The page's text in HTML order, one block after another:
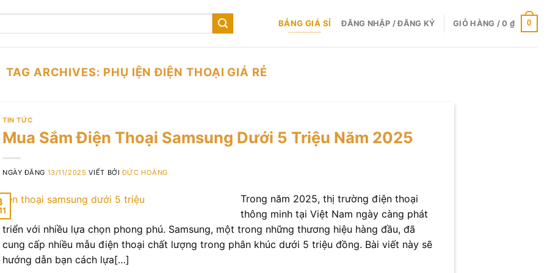
BẢNG GIÁ SỈ ĐĂNG NHẬP / ĐĂNG KÝ GIỎ HÀNG /0 ₫ 0
TAG ARCHIVES: PHỤ IỆN ĐIỆN THOẠI GIÁ RẺ
TIN TỨC
Mua Sắm Điện Thoại Samsung Dưới 5 Triệu Năm 2025
NGÀY ĐĂNG 13/11/2025 VIẾT BỞIĐỨC HOÀNG
Trong năm 2025, thị trường điện thoại
thông minh tại Việt Nam ngày càng phát
triển với nhiều lựa chọn phong phú. Samsung, một trong những thương hiệu hàng đầu, đã
cung cấp nhiều mẫu điện thoại chất lượng trong phân khúc dưới 5 triệu đồng. Bài viết này sẽ
hướng dẫn bạn cách lựa[…]